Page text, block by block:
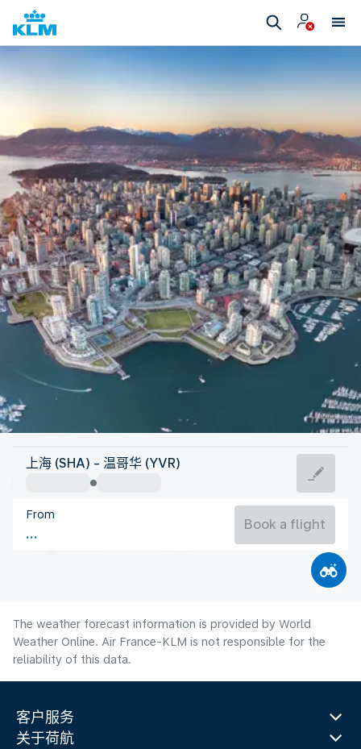
Canada
Vancouver
Canada
Flight time
上海 (SHA) - 温哥华 (YVR)
From
Book a flight
The weather forecast information is provided by World
Weather Online. Air France-KLM is not responsible for the
reliability of this data.
客户服务
关于荷航